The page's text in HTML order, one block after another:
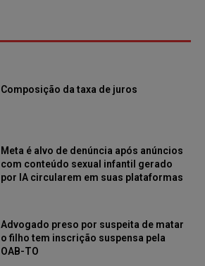
Composição da taxa de juros
Meta é alvo de denúncia após anúncios
com conteúdo sexual infantil gerado
por IA circularem em suas plataformas
Advogado preso por suspeita de matar
o filho tem inscrição suspensa pela
OAB-TO